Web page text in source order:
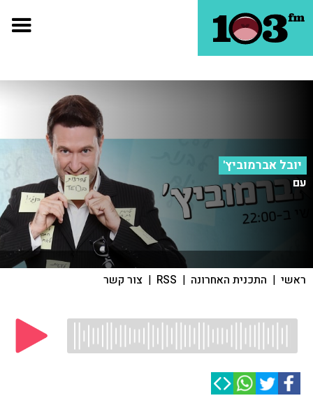
יובל אברמוביץ'
עם
ראשי | התכנית האחרונה |
RSS
| צור קשר